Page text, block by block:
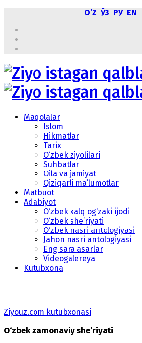
OʼZ ЎЗ РУ EN
Maqolalar
Islom
Hikmatlar
Tarix
O‘zbek ziyolilari
Suhbatlar
Oila va jamiyat
Qiziqarli ma’lumotlar
Matbuot
Adabiyot
O‘zbek xalq og‘zaki ijodi
O‘zbek she’riyati
O‘zbek nasri antologiyasi
Jahon nasri antologiyasi
Eng sara asarlar
Videogalereya
Kutubxona
Ziyouz.com kutubxonasi
O‘zbek zamonaviy she’riyati